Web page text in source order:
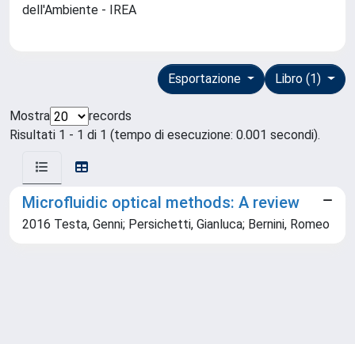
dell'Ambiente - IREA
Libro (1)
Esportazione
Mostra
records
Risultati 1 - 1 di 1 (tempo di esecuzione: 0.001 secondi).
Microfluidic optical methods: A review
2016 Testa, Genni; Persichetti, Gianluca; Bernini, Romeo